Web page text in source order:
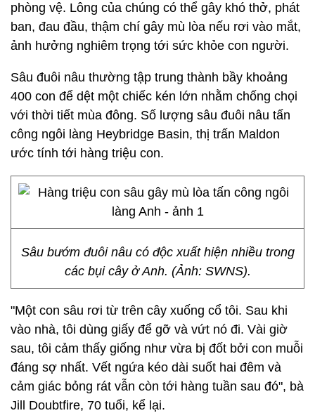
phòng vệ. Lông của chúng có thể gây khó thở, phát
ban, đau đầu, thậm chí gây mù lòa nếu rơi vào mắt,
ảnh hưởng nghiêm trọng tới sức khỏe con người.
Sâu đuôi nâu thường tập trung thành bầy khoảng
400 con để dệt một chiếc kén lớn nhằm chống chọi
với thời tiết mùa đông. Số lượng sâu đuôi nâu tấn
công ngôi làng Heybridge Basin, thị trấn Maldon
ước tính tới hàng triệu con.
Sâu bướm đuôi nâu có độc xuất hiện nhiều trong
các bụi cây ở Anh. (Ảnh: SWNS).
"Một con sâu rơi từ trên cây xuống cổ tôi. Sau khi
vào nhà, tôi dùng giấy để gỡ và vứt nó đi. Vài giờ
sau, tôi cảm thấy giống như vừa bị đốt bởi con muỗi
đáng sợ nhất. Vết ngứa kéo dài suốt hai đêm và
cảm giác bỏng rát vẫn còn tới hàng tuần sau đó", bà
Jill Doubtfire, 70 tuổi, kể lại.